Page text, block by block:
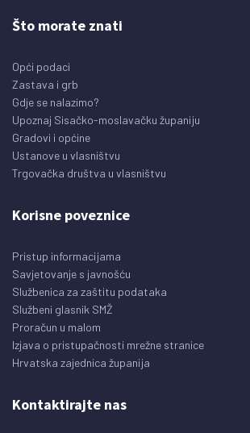
Što morate znati
Opći podaci
Zastava i grb
Gdje se nalazimo?
Upoznaj Sisačko-moslavačku županiju
Gradovi i općine
Ustanove u vlasništvu
Trgovačka društva u vlasništvu
Korisne poveznice
Pristup informacijama
Savjetovanje s javnošću
Službenica za zaštitu podataka
Službeni glasnik SMŽ
Proračun u malom
Izjava o pristupačnosti mrežne stranice
Hrvatska zajednica županija
Kontaktirajte nas